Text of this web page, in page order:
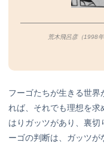
荒木飛呂彦（1998
フーゴたちが生きる世
れば、それでも理想を
はりガッツがあり、裏切
ーゴの判断は、ガッツが